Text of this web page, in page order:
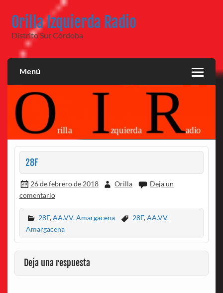
contenido
Orilla Izquierda Radio
Distrito Sur Córdoba
Menú
28F
26 de febrero de 2018 Orilla
Deja un
comentario
28F,AA.VV. Amargacena 28F,AA.VV.
Amargacena
Deja una respuesta